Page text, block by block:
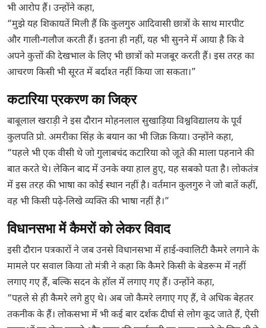
भी आरोप हैं। उन्होंने कहा,
“मुझे यह शिकायतें मिली हैं कि कुलगुरु आदिवासी छात्रों के साथ मारपीट
और गाली-गलौज करती हैं। इतना ही नहीं, यह भी सुनने में आया है कि वे
अपने कुत्तों की देखभाल के लिए भी छात्रों को मजबूर करती हैं। इस तरह का
आचरण किसी भी सूरत में बर्दाश्त नहीं किया जा सकता।”
कटारिया प्रकरण का जिक्र
बाबूलाल खराड़ी ने इस दौरान मोहनलाल सुखाड़िया विश्वविद्यालय के पूर्व
कुलपति प्रो. अमरीका सिंह के बयान का भी जिक्र किया। उन्होंने कहा,
“पहले भी एक वीसी थे जो गुलाबचंद कटारिया को जूते की माला पहनाने की
बात करते थे। लेकिन बाद में उनके क्या हाल हुए, यह सबको पता है। लोकतंत्र
में इस तरह की भाषा का कोई स्थान नहीं है। वर्तमान कुलगुरु ने जो बातें कहीं,
वह भी किसी पढ़े-लिखे व्यक्ति की भाषा नहीं है।”
विधानसभा में कैमरों को लेकर विवाद
इसी दौरान पत्रकारों ने जब उनसे विधानसभा में हाई-क्वालिटी कैमरे लगाने के
मामले पर सवाल किया तो मंत्री ने कहा कि कैमरे किसी के बेडरूम में नहीं
लगाए गए हैं, बल्कि सदन के हॉल में लगाए गए हैं। उन्होंने कहा,
“पहले से ही कैमरे लगे हुए थे। अब जो कैमरे लगाए गए हैं, वे अधिक बेहतर
तकनीक के हैं। लोकसभा में भी कई बार दर्शक दीर्घा से लोग कूद जाते हैं, ऐसी